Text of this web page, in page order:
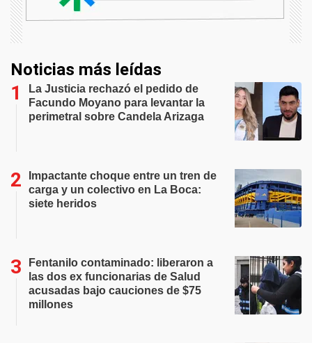
Noticias más leídas
La Justicia rechazó el pedido de
Facundo Moyano para levantar la
perimetral sobre Candela Arizaga
Impactante choque entre un tren de
carga y un colectivo en La Boca:
siete heridos
Fentanilo contaminado: liberaron a
las dos ex funcionarias de Salud
acusadas bajo cauciones de $75
millones